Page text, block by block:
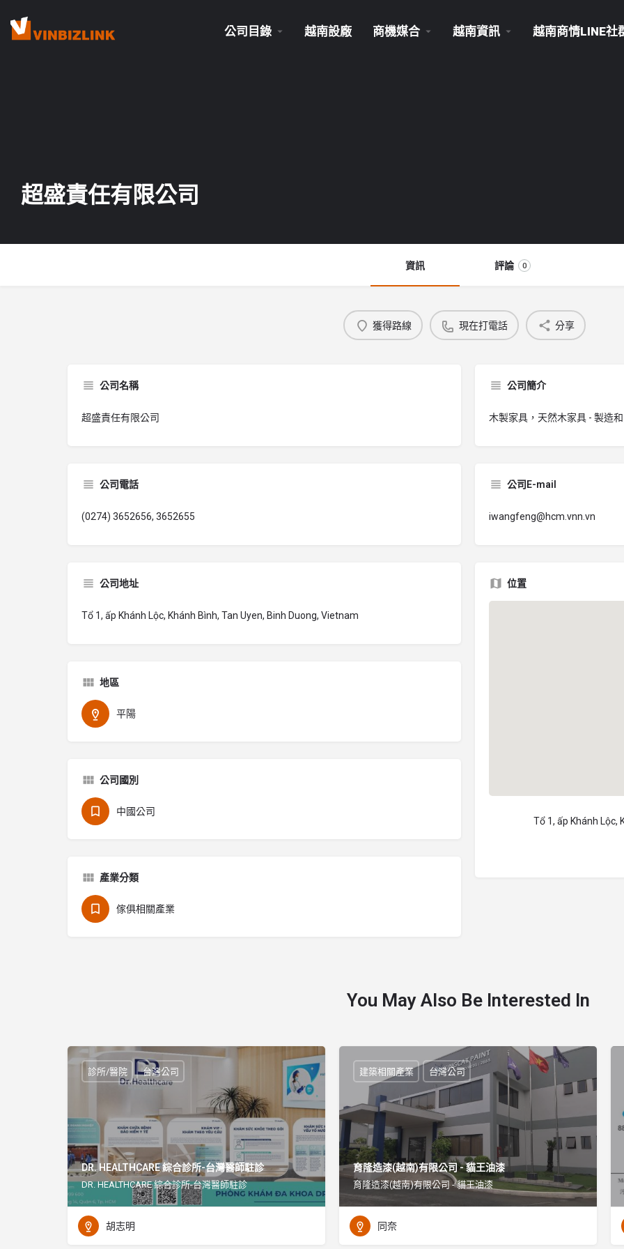
公司目錄 越南設廠 商機媒合 越南資訊 越南商情LINE社
超盛責任有限公司
資訊 評論 0
獲得路線 現在打電話 分享
公司名稱
超盛責任有限公司
公司簡介
木製家具，天然木家具 - 製造
公司電話
(0274) 3652656, 3652655
公司E-mail
iwangfeng@hcm.vnn.vn
公司地址
Tổ 1, ấp Khánh Lộc, Khánh Bình, Tan Uyen, Binh Duong, Vietnam
位置
Tổ 1, ấp Khánh Lộc,
地區
平陽
公司國別
中國公司
產業分類
傢俱相關產業
You May Also Be Interested In
DR. HEALTHCARE 綜合診所-台灣醫師駐診
DR. HEALTHCARE 綜合診所-台灣醫師駐診
診所/醫院 台灣公司
胡志明
育隆造漆(越南)有限公司 - 貓王油漆
育隆造漆(越南)有限公司 - 貓王油漆
建築相關產業 台灣公司
同奈